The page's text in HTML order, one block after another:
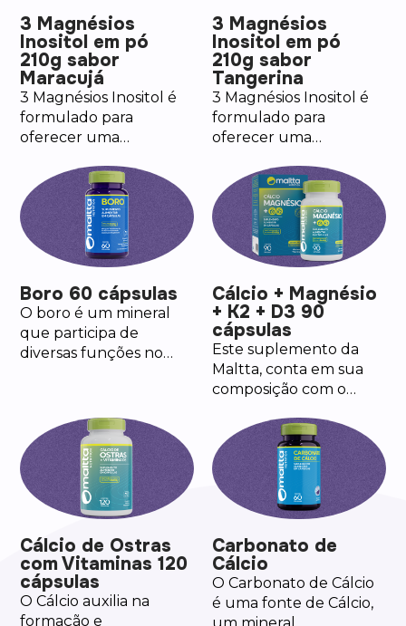
3 Magnésios
Inositol em pó
210g sabor
Maracujá
3 Magnésios Inositol é
formulado para
oferecer uma
de três diferentes
formas de magnésios.
3 Magnésios
Inositol em pó
210g sabor
Tangerina
3 Magnésios Inositol é
formulado para
oferecer uma
de três diferentes
formas de magnésios.
Boro 60 cápsulas
O boro é um mineral
que participa de
diversas funções no
alimentos como frutas,
vegetais e nozes.
Cálcio + Magnésio
+ K2 + D3 90
cápsulas
Este suplemento da
Maltta, conta em sua
composição com o
Vitamina K2 e Vitamina
D3, que irão atuar em
sinergia.
Cálcio de Ostras
com Vitaminas 120
cápsulas
O Cálcio auxilia na
formação e
Carbonato de
Cálcio
O Carbonato de Cálcio
é uma fonte de Cálcio,